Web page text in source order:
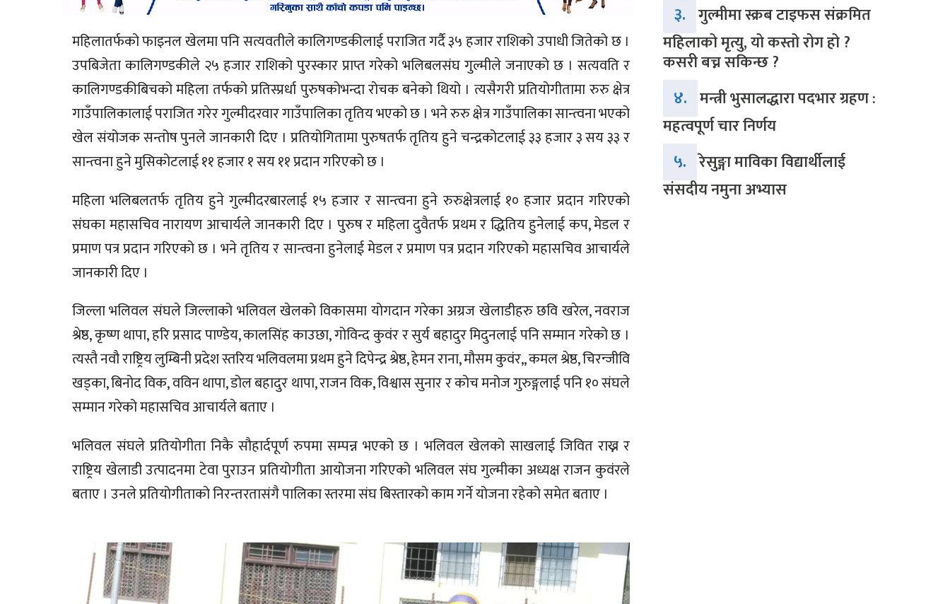
महिलातर्फको फाइनल खेलमा पनि सत्यवतीले कालिगण्डकीलाई पराजित गर्दै ३५ हजार राशिको उपाधी जितेको छ ।
उपबिजेता कालिगण्डकीले २५ हजार राशिको पुरस्कार प्राप्त गरेको भलिबलसंघ गुल्मीले जनाएको छ । सत्यवति र
कालिगण्डकीबिचको महिला तर्फको प्रतिस्प्रर्धा पुरुषकोभन्दा रोचक बनेको थियो । त्यसैगरी प्रतियोगीतामा रुरु क्षेत्र
गाउँपालिकालाई पराजित गरेर गुल्मीदरवार गाउँपालिका तृतिय भएको छ । भने रुरु क्षेत्र गाउँपालिका सान्त्वना भएको
खेल संयोजक सन्तोष पुनले जानकारी दिए । प्रतियोगितामा पुरुषतर्फ तृतिय हुने चन्द्रकोटलाई ३३ हजार ३ सय ३३ र
सान्त्वना हुने मुसिकोटलाई ११ हजार १ सय ११ प्रदान गरिएको छ ।
महिला भलिबलतर्फ तृतिय हुने गुल्मीदरबारलाई १५ हजार र सान्त्वना हुने रुरुक्षेत्रलाई १० हजार प्रदान गरिएको
संघका महासचिव नारायण आचार्यले जानकारी दिए । पुरुष र महिला दुवैतर्फ प्रथम र द्धितिय हुनेलाई कप, मेडल र
प्रमाण पत्र प्रदान गरिएको छ । भने तृतिय र सान्त्वना हुनेलाई मेडल र प्रमाण पत्र प्रदान गरिएको महासचिव आचार्यले
जानकारी दिए ।
जिल्ला भलिवल संघले जिल्लाको भलिवल खेलको विकासमा योगदान गरेका अग्रज खेलाडीहरु छवि खरेल, नवराज
श्रेष्ठ, कृष्ण थापा, हरि प्रसाद पाण्डेय, कालसिंह काउछा, गोविन्द कुवंर र सुर्य बहादुर मिदुनलाई पनि सम्मान गरेको छ ।
त्यस्तै नवौ राष्ट्रिय लुम्बिनी प्रदेश स्तरिय भलिवलमा प्रथम हुने दिपेन्द्र श्रेष्ठ, हेमन राना, मौसम कुवंर,, कमल श्रेष्ठ, चिरन्जीवि
खड्का, बिनोद विक, वविन थापा, डोल बहादुर थापा, राजन विक, विश्वास सुनार र कोच मनोज गुरुङ्गलाई पनि १० संघले
सम्मान गरेको महासचिव आचार्यले बताए ।
भलिवल संघले प्रतियोगीता निकै सौहार्दपूर्ण रुपमा सम्पन्न भएको छ । भलिवल खेलको साखलाई जिवित राख्न र
राष्ट्रिय खेलाडी उत्पादनमा टेवा पुराउन प्रतियोगीता आयोजना गरिएको भलिवल संघ गुल्मीका अध्यक्ष राजन कुवंरले
बताए । उनले प्रतियोगीताको निरन्तरतासंगै पालिका स्तरमा संघ बिस्तारको काम गर्ने योजना रहेको समेत बताए ।
३. गुल्मीमा स्क्रब टाइफस संक्रमित
महिलाको मृत्यु, यो कस्तो रोग हो ?
कसरी बच्न सकिन्छ ?
४. मन्त्री भुसालद्धारा पदभार ग्रहण :
महत्वपूर्ण चार निर्णय
५. रेसुङ्गा माविका विद्यार्थीलाई
संसदीय नमुना अभ्यास